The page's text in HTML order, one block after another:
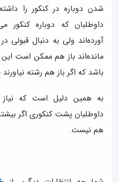
شدن دوباره در کنکور را
داوطلبان که دوباره
آورده‌اند ولی به دنبال
مانده‌اند باز هم ممکن است
باشد که اگر باز هم رشته
داوطلبان پشت کنکوری اگر
هم نیست.